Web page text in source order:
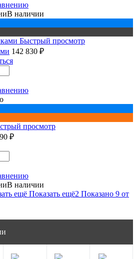
В наличии
Быстрый просмотр
142 830 ₽
просмотр
₽
В наличии
Показать ещё2 Показано 9 от